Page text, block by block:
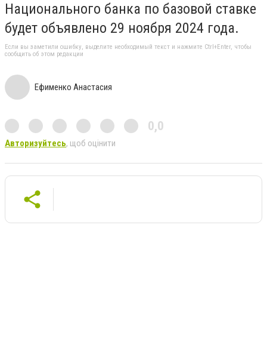
Национального банка по базовой ставке
будет объявлено 29 ноября 2024 года.
Если вы заметили ошибку, выделите необходимый текст и нажмите Ctrl+Enter, чтобы
сообщить об этом редакции
Ефименко Анастасия
0,0
Авторизуйтесь, щоб оцінити